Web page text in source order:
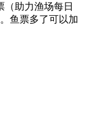
（助力渔场每日
鱼票多了可以加